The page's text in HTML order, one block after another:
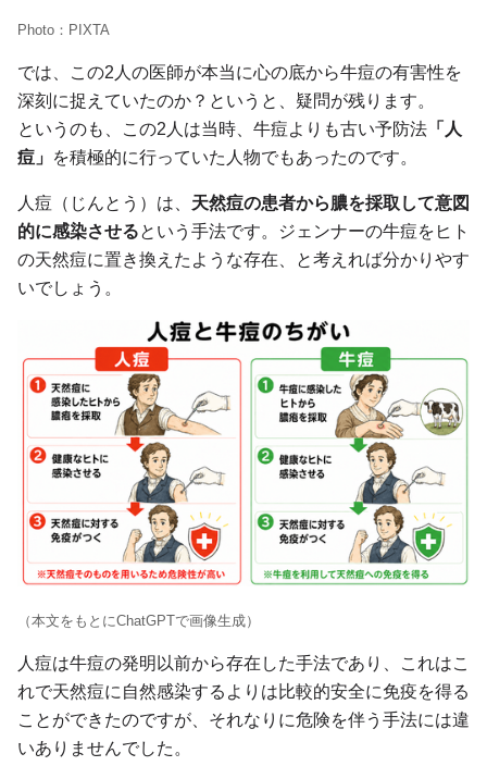
Photo：PIXTA
では、この2人の医師が本当に心の底から牛痘の有害性を
深刻に捉えていたのか？というと、疑問が残ります。
というのも、この2人は当時、牛痘よりも古い予防法 「人
痘」 を積極的に行っていた人物でもあったのです。
人痘（じんとう）は、 天然痘の患者から膿を採取して意図
的に感染させるという手法です。ジェンナーの牛痘をヒト
の天然痘に置き換えたような存在、と考えれば分かりやす
いでしょう。
（本文をもとにChatGPTで画像生成）
人痘は牛痘の発明以前から存在した手法であり、これはこ
れで天然痘に自然感染するよりは比較的安全に免疫を得る
ことができたのですが、それなりに危険を伴う手法には違
いありませんでした。